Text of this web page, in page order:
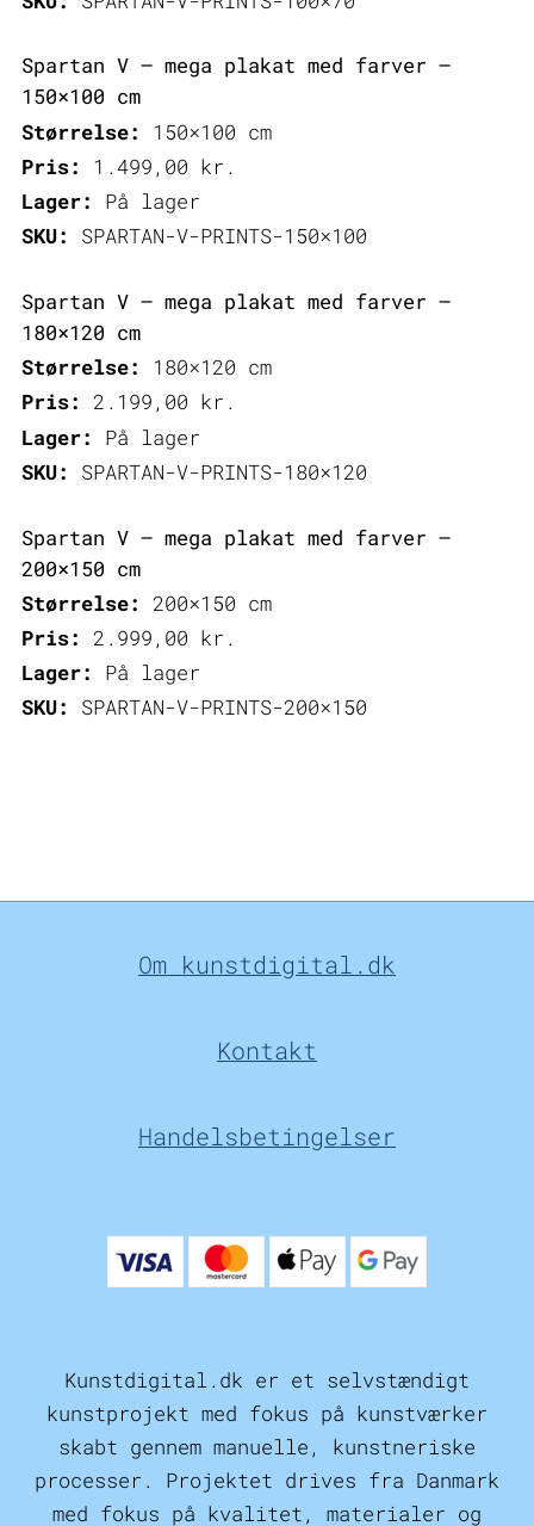
Spartan V – mega plakat med farver –
150×100 cm
Størrelse:
150×100 cm
Pris:
1.499,00 kr.
Lager:
På lager
SKU:
SPARTAN-V-PRINTS-150×100
Spartan V – mega plakat med farver –
180×120 cm
Størrelse:
180×120 cm
Pris:
2.199,00 kr.
Lager:
På lager
SKU:
SPARTAN-V-PRINTS-180×120
Spartan V – mega plakat med farver –
200×150 cm
Størrelse:
200×150 cm
Pris:
2.999,00 kr.
Lager:
På lager
SKU:
SPARTAN-V-PRINTS-200×150
Om kunstdigital.dk
Kontakt
Handelsbetingelser
Kunstdigital.dk er et selvstændigt
kunstprojekt med fokus på kunstværker
skabt gennem manuelle, kunstneriske
processer. Projektet drives fra Danmark
med fokus på kvalitet, materialer og